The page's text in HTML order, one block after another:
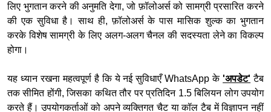
लिए भुगतान करने की अनुमति देगा, जो फ़ॉलोअर्स को सामग्री प्रसारित करने
की एक सुविधा है। साथ ही, फ़ॉलोअर्स के पास मासिक शुल्क का भुगतान
करके विशेष सामग्री के लिए अलग-अलग चैनल की सदस्यता लेने का विकल्प
होगा।
यह ध्यान रखना महत्वपूर्ण है कि ये नई सुविधाएँ WhatsApp के'अपडेट' टैब
तक सीमित होंगी, जिसका कथित तौर पर प्रतिदिन 1.5 बिलियन लोग उपयोग
करते हैं। उपयोगकर्ताओं को अपने व्यक्तिगत चैट या कॉल टैब में विज्ञापन नहीं